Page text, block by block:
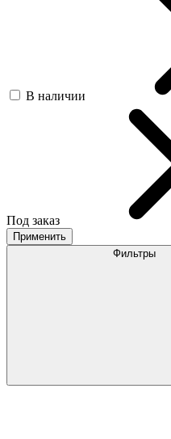
В наличии
Под заказ
Применить
Фильтры